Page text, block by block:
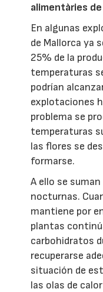
alimentàries de
En algunas
de Mallorca ya
25% de la
temperaturas
podrían
explotaciones
problema se
temperaturas
las flores se
formarse.
A ello se
nocturnas.
mantiene por
plantas
carbohidratos
recuperarse
situación de
las olas de